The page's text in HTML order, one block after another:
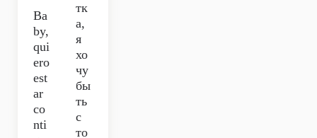
Ba
by,
qui
ero
est
ar
co
nti
тк
а,
я
хо
чу
бы
ть
с
то